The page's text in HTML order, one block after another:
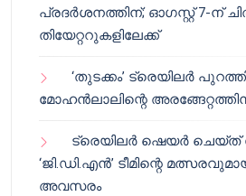
പ്രദർശനത്തിന്; ഓഗസ്റ്റ് 7-ന്
തിയേറ്ററുകളിലേക്ക്
‘തുടക്കം’ ട്രെയിലർ
മോഹൻലാലിന്റെ
ട്രെയിലർ ഷെയർ ചെയ്‌ത്
‘ജി.ഡി.എൻ’ ടീമിന്റെ
അവസരം